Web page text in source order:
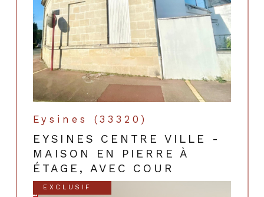
Eysines (33320)
EYSINES CENTRE VILLE -
MAISON EN PIERRE À
ÉTAGE, AVEC COUR
EXCLUSIF